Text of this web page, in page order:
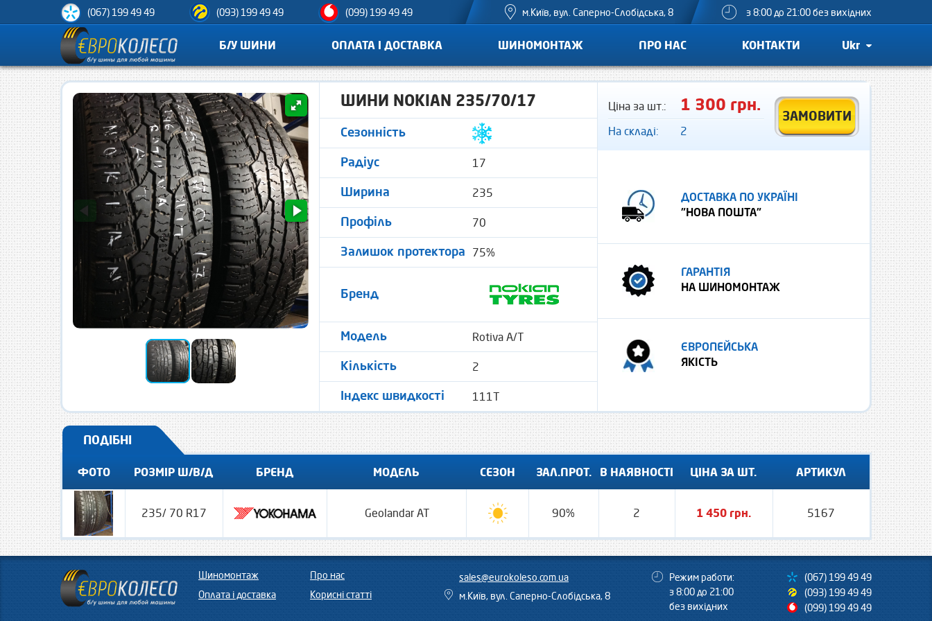
(067) 199 49 49 (093) 199 49 49 (099) 199 49 49 м.Київ, вул. Саперно-Слобідська, 8 з 8:00 до 21:00 без вихідних
Б/У ШИНИ ОПЛАТА І ДОСТАВКА ШИНОМОНТАЖ ПРО НАС КОНТАКТИ Ukr
ШИНИ NOKIAN 235/70/17
Сезонність
Радіус 17
Ширина 235
Профіль 70
Залишок протектора 75%
Бренд
Модель Rotiva A/T
Кількість 2
Індекс швидкості 111T
Ціна за шт.: 1 300 грн.
На складі: 2
ЗАМОВИТИ
ДОСТАВКА ПО УКРАЇНІ
"НОВА ПОШТА"
ГАРАНТІЯ
НА ШИНОМОНТАЖ
ЄВРОПЕЙСЬКА
ЯКІСТЬ
ПОДІБНІ
ФОТО РОЗМІР Ш/В/Д БРЕНД МОДЕЛЬ СЕЗОН ЗАЛ.ПРОТ. В НАЯВНОСТІ ЦІНА ЗА ШТ. АРТИКУЛ
235/ 70 R17 Geolandar AT 90% 2 1 450 грн. 5167
Шиномонтаж
Оплата і доставка
Про нас
Корисні статті
sales@eurokoleso.com.ua
м.Київ, вул. Саперно-Слобідська, 8
Режим работи:
з 8:00 до 21:00
без вихідних
(067) 199 49 49
(093) 199 49 49
(099) 199 49 49